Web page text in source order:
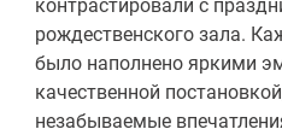
контрастировали с
рождественского зала.
было наполнено яркими
качественной
незабываемые